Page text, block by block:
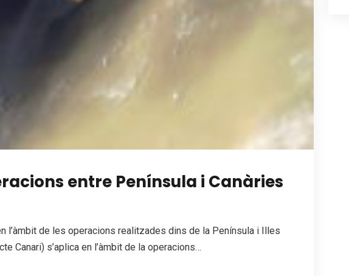
entre Península i Canàries
l’àmbit de les operacions realitzades dins de la Península i Illes
Canari) s’aplica en l’àmbit de la operacions…